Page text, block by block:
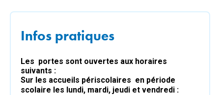
Infos pratiques
Les portes sont ouvertes aux horaires
suivants :
Sur les accueils périscolaires en période
scolaire les lundi, mardi, jeudi et vendredi :